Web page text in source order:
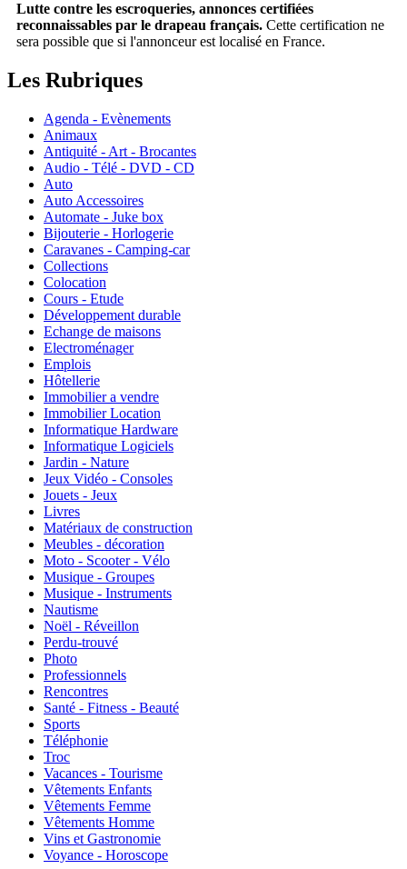
Lutte contre les escroqueries, annonces certifiées
reconnaissables par le drapeau français. Cette certification ne
sera possible que si l'annonceur est localisé en France.
Les Rubriques
Agenda - Evènements
Animaux
Antiquité - Art - Brocantes
Audio - Télé - DVD - CD
Auto
Auto Accessoires
Automate - Juke box
Bijouterie - Horlogerie
Caravanes - Camping-car
Collections
Colocation
Cours - Etude
Développement durable
Echange de maisons
Electroménager
Emplois
Hôtellerie
Immobilier a vendre
Immobilier Location
Informatique Hardware
Informatique Logiciels
Jardin - Nature
Jeux Vidéo - Consoles
Jouets - Jeux
Livres
Matériaux de construction
Meubles - décoration
Moto - Scooter - Vélo
Musique - Groupes
Musique - Instruments
Nautisme
Noël - Réveillon
Perdu-trouvé
Photo
Professionnels
Rencontres
Santé - Fitness - Beauté
Sports
Téléphonie
Troc
Vacances - Tourisme
Vêtements Enfants
Vêtements Femme
Vêtements Homme
Vins et Gastronomie
Voyance - Horoscope